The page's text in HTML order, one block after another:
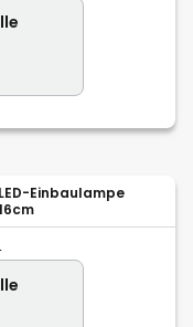
Einbaulampe